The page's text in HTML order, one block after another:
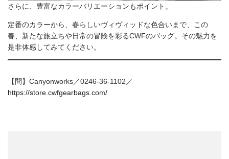
さらに、豊富なカラーバリエーションもポイント。
定番のカラーから、春らしいヴィヴィッドな色合いまで、この
春、新たな旅立ちや日常の冒険を彩るCWFのバッグ。その魅力を
是非体感してみてください。
【問】Canyonworks／0246-36-1102／
https://store.cwfgearbags.com/